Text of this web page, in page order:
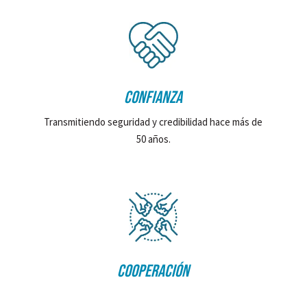
CONFIANZA
Transmitiendo seguridad y credibilidad hace más de
50 años.
COOPERACIÓN